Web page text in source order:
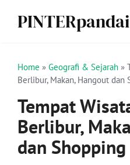
PINTERpandai
Home » Geografi & Sejarah »
Berlibur, Makan, Hangout dan
Tempat
Berlibur,
dan Shopping